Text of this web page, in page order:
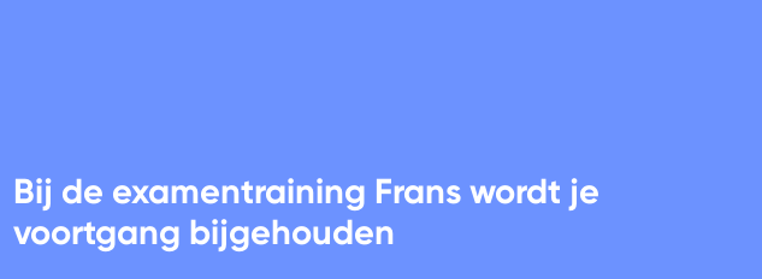
Bij de examentraining Frans wordt je
voortgang bijgehouden